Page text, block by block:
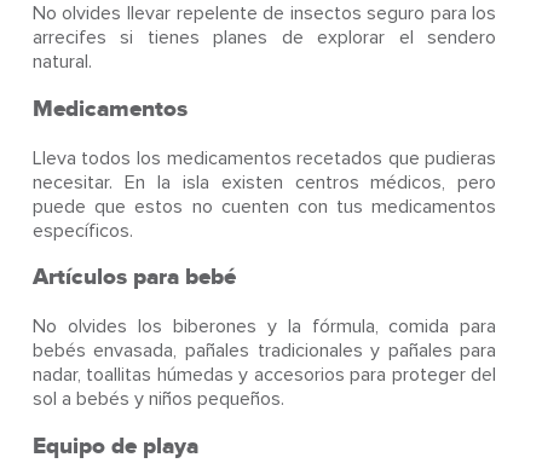
No olvides llevar repelente de insectos seguro para los
arrecifes si tienes planes de explorar el sendero
natural.
Medicamentos
Lleva todos los medicamentos recetados que pudieras
necesitar. En la isla existen centros médicos, pero
puede que estos no cuenten con tus medicamentos
específicos.
Artículos para bebé
No olvides los biberones y la fórmula, comida para
bebés envasada, pañales tradicionales y pañales para
nadar, toallitas húmedas y accesorios para proteger del
sol a bebés y niños pequeños.
Equipo de playa